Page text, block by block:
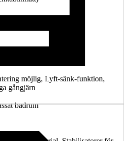
Konfigurerbar
möjlig, Lyft-sänk-funktion,
gångjärn
badrum